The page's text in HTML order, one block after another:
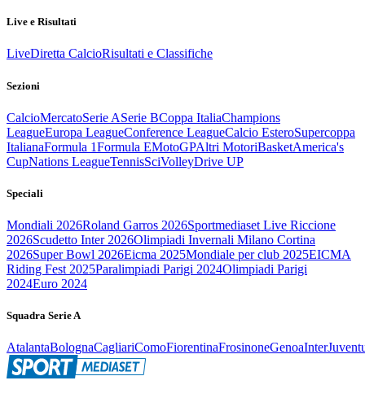
Live e Risultati
LiveDiretta CalcioRisultati e Classifiche
Sezioni
CalcioMercatoSerie ASerie BCoppa ItaliaChampions
LeagueEuropa LeagueConference LeagueCalcio EsteroSupercoppa
ItalianaFormula 1Formula EMotoGPAltri MotoriBasketAmerica's
CupNations LeagueTennisSciVolleyDrive UP
Speciali
Mondiali 2026Roland Garros 2026Sportmediaset Live Riccione
2026Scudetto Inter 2026Olimpiadi Invernali Milano Cortina
2026Super Bowl 2026Eicma 2025Mondiale per club 2025EICMA
Riding Fest 2025Paralimpiadi Parigi 2024Olimpiadi Parigi
2024Euro 2024
Squadra Serie A
AtalantaBolognaCagliariComoFiorentinaFrosinoneGenoaInter